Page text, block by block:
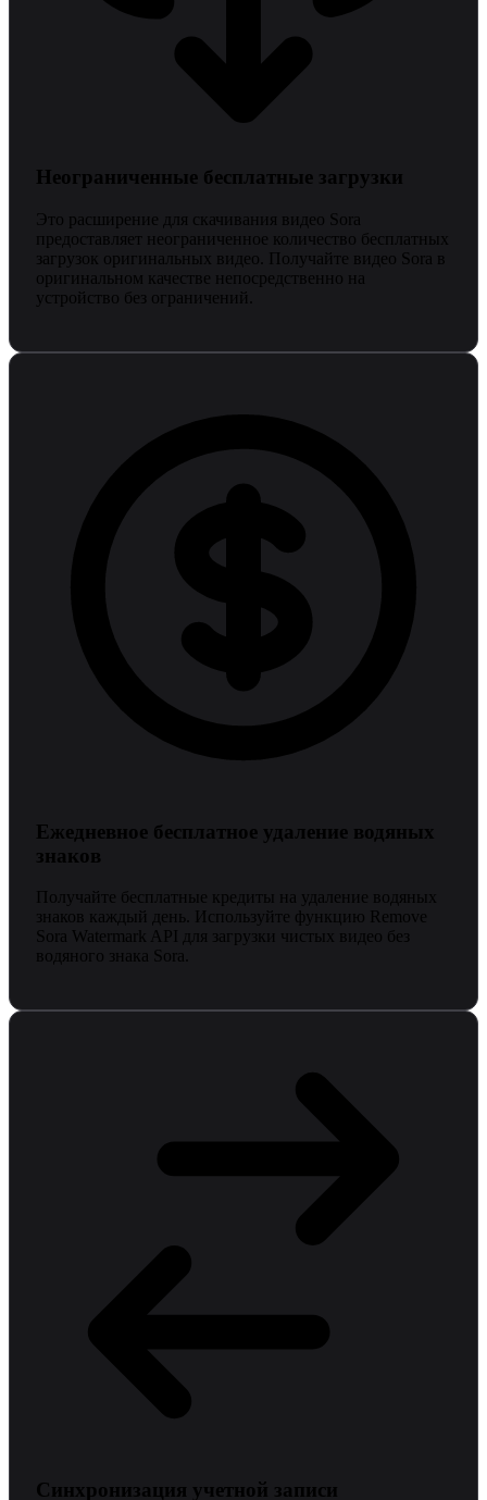
Неограниченные бесплатные загрузки
Это расширение для скачивания видео Sora
предоставляет неограниченное количество бесплатных
загрузок оригинальных видео. Получайте видео Sora в
оригинальном качестве непосредственно на
устройство без ограничений.
Ежедневное бесплатное удаление водяных
знаков
Получайте бесплатные кредиты на удаление водяных
знаков каждый день. Используйте функцию Remove
Sora Watermark API для загрузки чистых видео без
водяного знака Sora.
Синхронизация учетной записи